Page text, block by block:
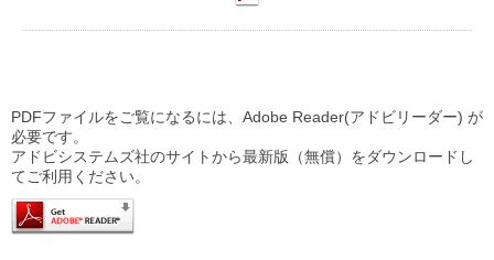
PDFファイルをご覧になるには、Adobe Reader(アドビリーダー) が
必要です。
アドビシステムズ社のサイトから最新版（無償）をダウンロードし
てご利用ください。